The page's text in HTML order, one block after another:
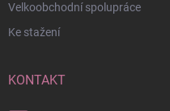
Velkoobchodní spolupráce
Ke stažení
KONTAKT